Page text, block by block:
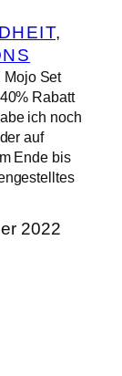
Mojo Set
Rabatt
ich noch
auf
Ende bis
2022